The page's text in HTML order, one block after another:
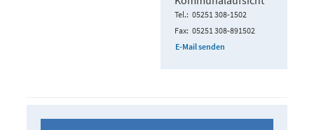
Tel. 05251 308-1502
Fax 05251 308-891502
E-Mail senden